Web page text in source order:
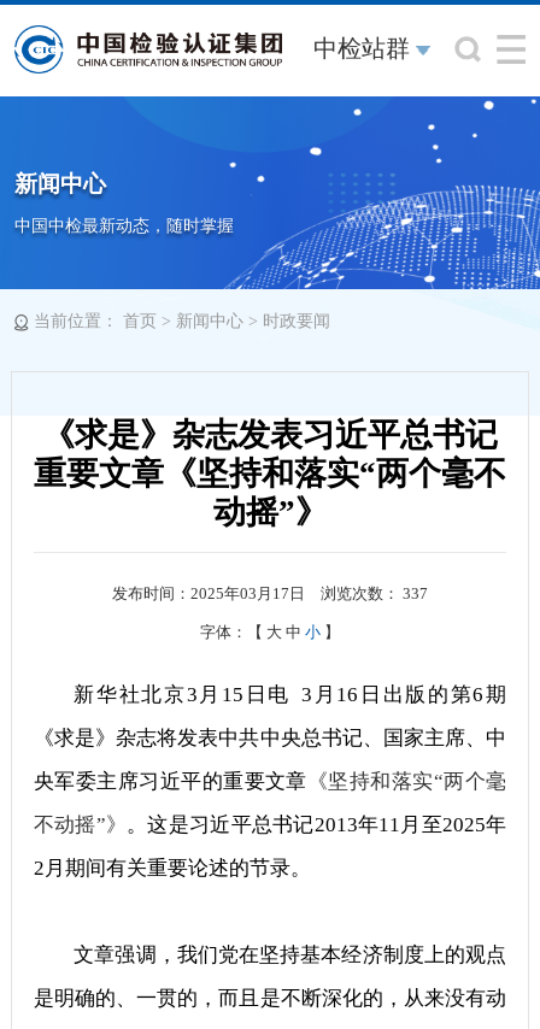
中检站群
新闻中心
中国中检最新动态，随时掌握
当前位置： 首页> 新闻中心> 时政要闻
《求是》杂志发表习近平总书记
重要文章《坚持和落实“两个毫不
动摇”》
发布时间：2025年03月17日 浏览次数：337
字体：【 大 中 小 】
新华社北京3月15日电 3月16日出版的第6期
《求是》杂志将发表中共中央总书记、国家主席、中
央军委主席习近平的重要文章 《坚持和落实“两个毫
不动摇”》 。这是习近平总书记2013年11月至2025年
2月期间有关重要论述的节录。
文章强调，我们党在坚持基本经济制度上的观点
是明确的、一贯的，而且是不断深化的，从来没有动